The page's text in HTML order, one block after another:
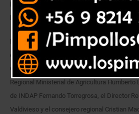
la sequía y utilizarlos exclusivamente en la
beneficio de sus animales y en la atención
Este acto se efectuó en la Medialuna El
el Intendente Regional Jorge Martínez y al
Gobernadora Provincial de Petorca María
Regional Ministerial de Agricultura Humberto
de INDAP Fernando Torregrosa, el Director
Valdivieso y el consejero regional Cristian